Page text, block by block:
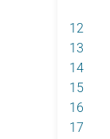
12
13
14
15
16
17